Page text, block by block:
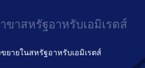
ขาสหรัฐอาหรับเอมิเรตส์
ยายในสหรัฐอาหรับเอมิเรตส์